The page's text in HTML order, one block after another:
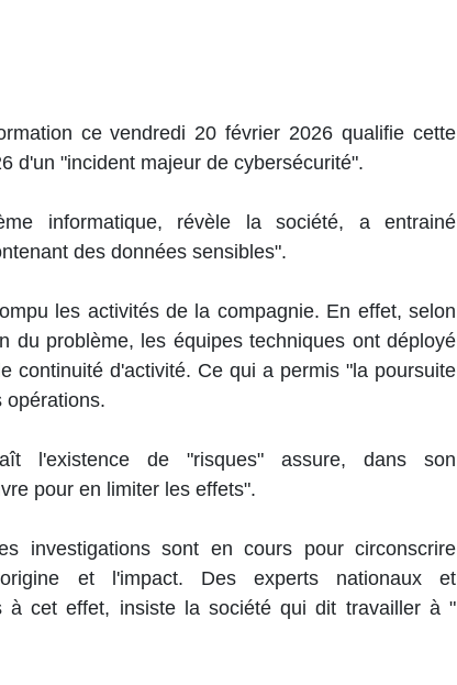
ce vendredi 20 février 2026 qualifie cette
d'un "incident majeur de cybersécurité".
informatique, révèle la société, a entrainé
des données sensibles".
les activités de la compagnie. En effet, selon
du problème, les équipes techniques ont déployé
continuité d'activité. Ce qui a permis "la poursuite
opérations.
l'existence de "risques" assure, dans son
pour en limiter les effets".
investigations sont en cours pour circonscrire
et l'impact. Des experts nationaux et
à cet effet, insiste la société qui dit travailler à "